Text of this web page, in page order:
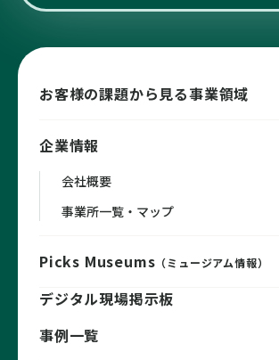
お客様の課題から見る事業領域
企業情報
会社概要
事業所一覧・マップ
Picks Museums （ミュージアム情報）
デジタル現場掲示板
事例一覧